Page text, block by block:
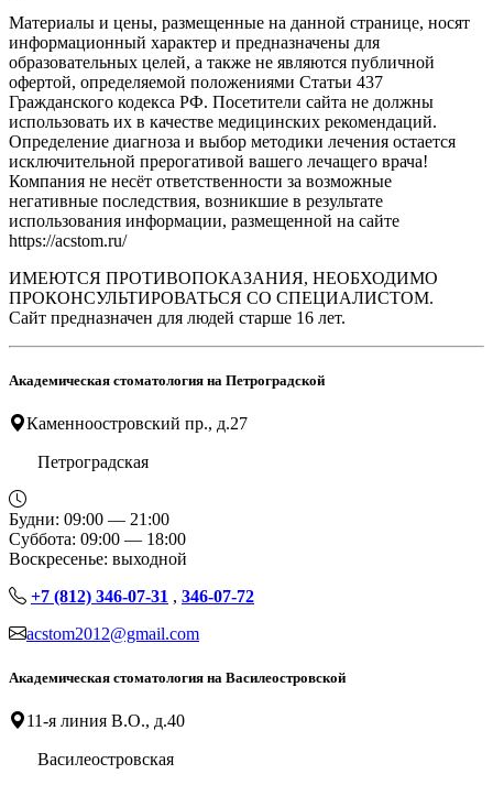
Материалы и цены, размещенные на данной странице, носят
информационный характер и предназначены для
образовательных целей, а также не являются публичной
офертой, определяемой положениями Статьи 437
Гражданского кодекса РФ. Посетители сайта не должны
использовать их в качестве медицинских рекомендаций.
Определение диагноза и выбор методики лечения остается
исключительной прерогативой вашего лечащего врача!
Компания не несёт ответственности за возможные
негативные последствия, возникшие в результате
использования информации, размещенной на сайте
https://acstom.ru/
ИМЕЮТСЯ ПРОТИВОПОКАЗАНИЯ, НЕОБХОДИМО
ПРОКОНСУЛЬТИРОВАТЬСЯ СО СПЕЦИАЛИСТОМ.
Сайт предназначен для людей старше 16 лет.
Академическая стоматология на Петроградской
Каменноостровский пр., д.27
Петроградская
Будни: 09:00 — 21:00
Суббота: 09:00 — 18:00
Воскресенье: выходной
+7 (812) 346-07-31 , 346-07-72
acstom2012@gmail.com
Академическая стоматология на Василеостровской
11-я линия В.О., д.40
Василеостровская